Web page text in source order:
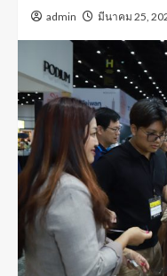
admin มีนาคม 25,